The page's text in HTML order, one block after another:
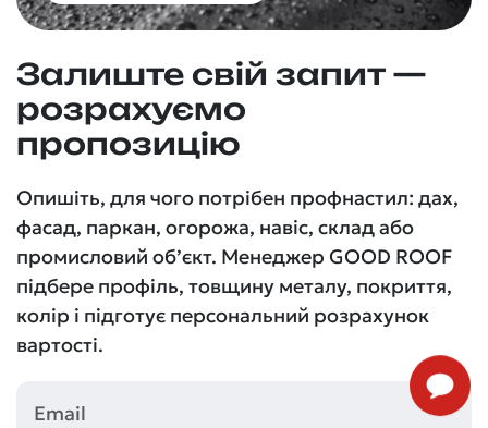
Залиште свій запит —
розрахуємо
пропозицію
Опишіть, для чого потрібен профнастил: дах,
фасад, паркан, огорожа, навіс, склад або
промисловий об’єкт. Менеджер GOOD ROOF
підбере профіль, товщину металу, покриття,
колір і підготує персональний розрахунок
вартості.